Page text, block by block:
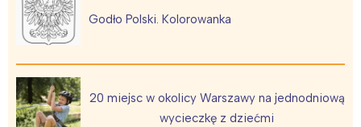
Godło Polski. Kolorowanka
20 miejsc w okolicy Warszawy na jednodniową
wycieczkę z dziećmi
Wrocław